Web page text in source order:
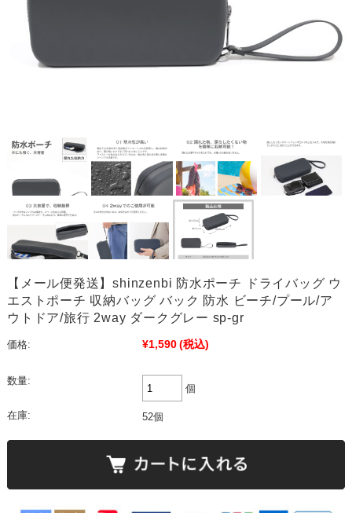
【メール便発送】shinzenbi 防水ポーチ ドライバッグ ウ
エストポーチ 収納バッグ バック 防水 ビーチ/プール/ア
ウトドア/旅行 2way ダークグレー sp-gr
価格: ¥1,590(税込)
数量:
個
在庫: 52個